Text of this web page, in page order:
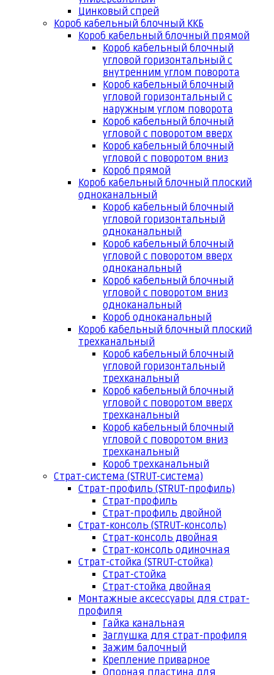
Цинковый спрей
Короб кабельный блочный ККБ
Короб кабельный блочный прямой
Короб кабельный блочный
угловой горизонтальный с
внутренним углом поворота
Короб кабельный блочный
угловой горизонтальный с
наружным углом поворота
Короб кабельный блочный
угловой с поворотом вверх
Короб кабельный блочный
угловой с поворотом вниз
Короб прямой
Короб кабельный блочный плоский
одноканальный
Короб кабельный блочный
угловой горизонтальный
одноканальный
Короб кабельный блочный
угловой с поворотом вверх
одноканальный
Короб кабельный блочный
угловой с поворотом вниз
одноканальный
Короб одноканальный
Короб кабельный блочный плоский
трехканальный
Короб кабельный блочный
угловой горизонтальный
трехканальный
Короб кабельный блочный
угловой с поворотом вверх
трехканальный
Короб кабельный блочный
угловой с поворотом вниз
трехканальный
Короб трехканальный
Страт-система (STRUT-система)
Страт-профиль (STRUT-профиль)
Страт-профиль
Страт-профиль двойной
Страт-консоль (STRUT-консоль)
Страт-консоль двойная
Страт-консоль одиночная
Страт-стойка (STRUT-стойка)
Страт-стойка
Страт-стойка двойная
Монтажные аксессуары для страт-
профиля
Гайка канальная
Заглушка для страт-профиля
Зажим балочный
Крепление приварное
Опорная пластина для